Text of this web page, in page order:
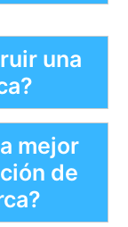
una
mejor
de